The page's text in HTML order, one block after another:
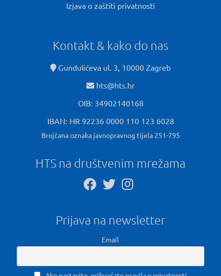
Izjava o zaštiti privatnosti
Kontakt & kako do nas
Gundulićeva ul. 3, 10000 Zagreb
hts@hts.hr
OIB: 34902140168
IBAN: HR 92236 0000 110 123 6028
Brojčana oznaka javnopravnog tijela 251-795
HTS na društvenim mrežama
Prijava na newsletter
Email